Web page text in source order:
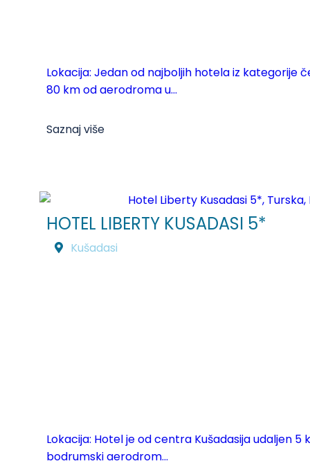
Lokacija: Jedan od najboljih hotela iz kategorije
80 km od aerodroma u...
Saznaj više
HOTEL LIBERTY KUSADASI 5*
Kušadasi
Lokacija: Hotel je od centra Kušadasija udaljen
bodrumski aerodrom...